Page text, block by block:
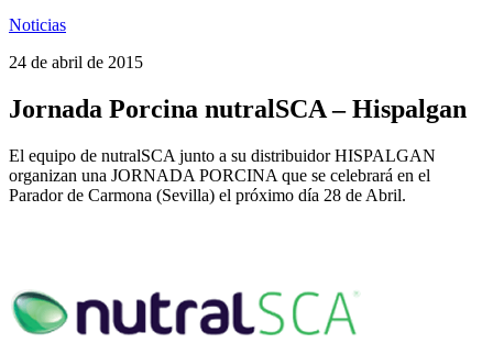
Noticias
24 de abril de 2015
Jornada Porcina nutralSCA – Hispalgan
El equipo de nutralSCA junto a su distribuidor HISPALGAN
organizan una JORNADA PORCINA que se celebrará en el
Parador de Carmona (Sevilla) el próximo día 28 de Abril.